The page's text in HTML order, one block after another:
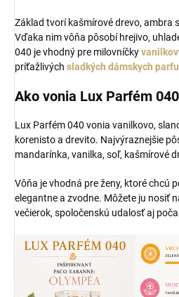
Základ tvorí kašmírové drevo, ambra
Vďaka nim vôňa pôsobí hrejivo,
040 je vhodný pre milovníčky
príťažlivých sladkých dámskych
Ako vonia Lux Parfém
Lux Parfém 040 vonia vanilkovo,
korenisto a drevito. Najvýraznejšie
mandarínka, vanilka, soľ, kašmírové
Vôňa je vhodná pre ženy, ktoré chcú
elegantne a zvodne. Môžete ju nosiť
večierok, spoločenskú udalosť aj